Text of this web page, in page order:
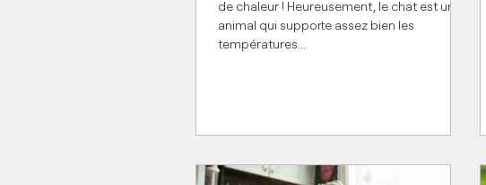
de chaleur ! Heureusement, le chat est un
animal qui supporte assez bien les
températures...